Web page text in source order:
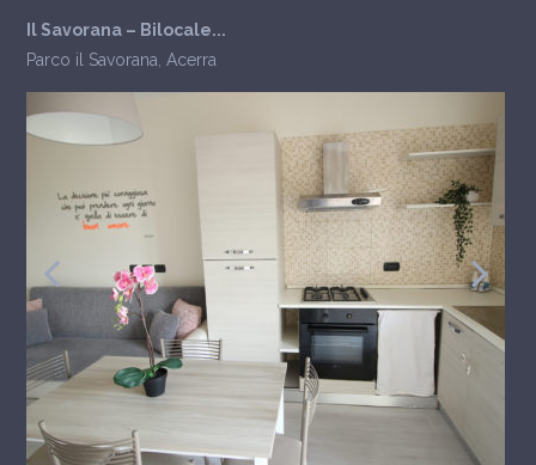
Il Savorana – Bilocale...
Parco il Savorana Acerra